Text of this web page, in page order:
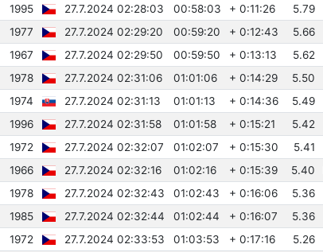
1995 27.7.2024 02:28:03 00:58:03 + 0:11:26
5.79
1977 27.7.2024 02:29:20 00:59:20 + 0:12:43
5.66
1967 27.7.2024 02:29:50 00:59:50 + 0:13:13
5.62
1978 27.7.2024 02:31:06 01:01:06 + 0:14:29
5.50
1974 27.7.2024 02:31:13 01:01:13 + 0:14:36
5.49
1996 27.7.2024 02:31:58 01:01:58 + 0:15:21
5.42
1972 27.7.2024 02:32:07 01:02:07 + 0:15:30
5.41
1966 27.7.2024 02:32:16 01:02:16 + 0:15:39 5.40
1978 27.7.2024 02:32:43 01:02:43 + 0:16:06
5.36
1985 27.7.2024 02:32:44 01:02:44 + 0:16:07
5.36
1972 27.7.2024 02:33:53 01:03:53 + 0:17:16 5.26